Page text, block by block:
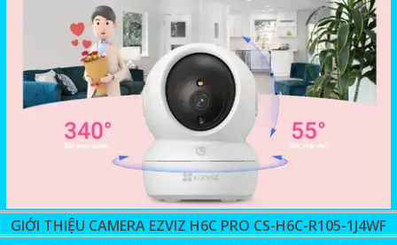
GIỚI THIỆU CAMERA EZVIZ H6C PRO CS-H6C-R105-1J4WF